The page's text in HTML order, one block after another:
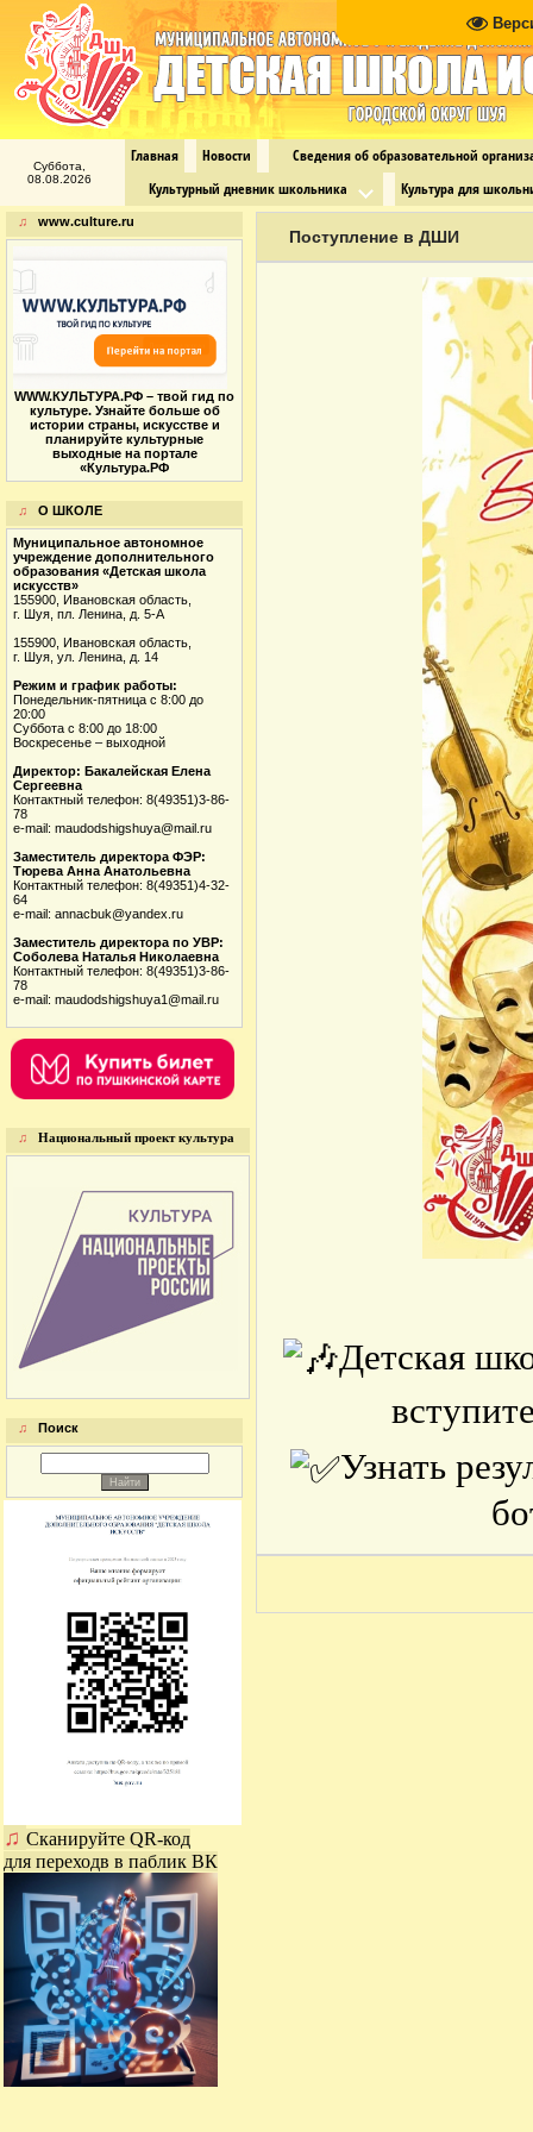
Суббота,
08.08.2026
Главная Новости
Сведения об образовательной
Культурный дневник школьника
Культура для
♫ www.culture.ru
WWW.КУЛЬТУРА.РФ – твой гид по
культуре. Узнайте больше об
истории страны, искусстве и
планируйте культурные
выходные на портале
«Культура.РФ
♫ О ШКОЛЕ
Муниципальное автономное
учреждение дополнительного
образования «Детская школа
искусств»
155900, Ивановская область,
г. Шуя, пл. Ленина, д. 5-А
155900, Ивановская область,
г. Шуя, ул. Ленина, д. 14
Режим и график работы:
Понедельник-пятница с 8:00 до
20:00
Суббота с 8:00 до 18:00
Воскресенье – выходной
Директор: Бакалейская Елена
Сергеевна
Контактный телефон: 8(49351)3-86-
78
e-mail: maudodshigshuya@mail.ru
Заместитель директора ФЭР:
Тюрева Анна Анатольевна
Контактный телефон: 8(49351)4-32-
64
e-mail: annacbuk@yandex.ru
Заместитель директора по УВР:
Соболева Наталья Николаевна
Контактный телефон: 8(49351)3-86-
78
e-mail: maudodshigshuya1@mail.ru
♫ Национальный проект культура
♫ Поиск
♫ Сканируйте QR-код
для переходв в паблик ВК
Поступление в ДШИ
Детская
Узнать